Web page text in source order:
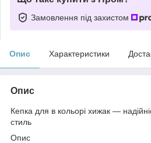
Замовлення під захистом
Опис Характеристики
Опис
Кепка для в кольорі хижак —
стиль
Опис